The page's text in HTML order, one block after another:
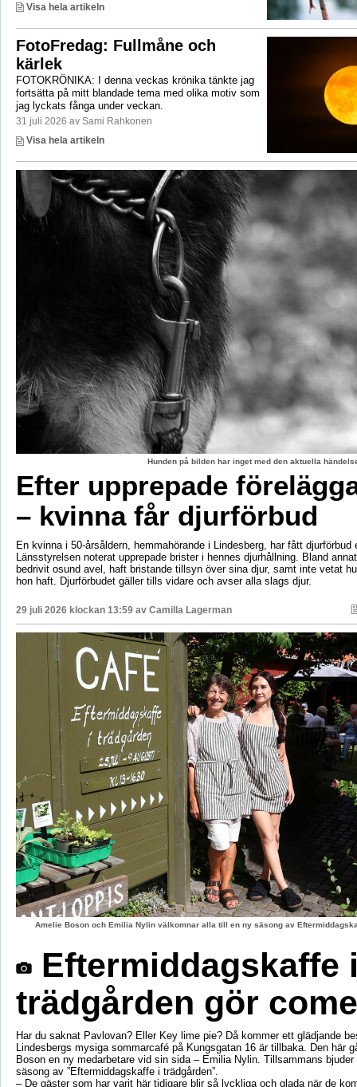
Visa hela artikeln
FotoFredag: Fullmåne och
kärlek
FOTOKRÖNIKA: I denna veckas krönika tänkte jag
fortsätta på mitt blandade tema med olika motiv som
jag lyckats fånga under veckan.
31 juli 2026 av Sami Rahkonen
Visa hela artikeln
Hunden på bilden har inget med den aktuella
Efter upprepade
– kvinna får djurförbud
En kvinna i 50-årsåldern, hemmahörande i Lindesberg, har fått djurförbud
Länsstyrelsen noterat upprepade brister i hennes djurhållning. Bland
bedrivit osund avel, haft bristande tillsyn över sina djur, samt inte vetat
hon haft. Djurförbudet gäller tills vidare och avser alla slags djur.
29 juli 2026 klockan 13:59 av Camilla Lagerman
Amelie Boson och Emilia Nylin välkomnar alla till en ny säsong av
Eftermiddagskaffe
trädgården gör
Har du saknat Pavlovan? Eller Key lime pie? Då kommer ett glädjande
Lindesbergs mysiga sommarcafé på Kungsgatan 16 är tillbaka. Den här
Boson en ny medarbetare vid sin sida – Emilia Nylin. Tillsammans
säsong av ”Eftermiddagskaffe i trädgården”.
– De gäster som har varit här tidigare blir så lyckliga och glada när de